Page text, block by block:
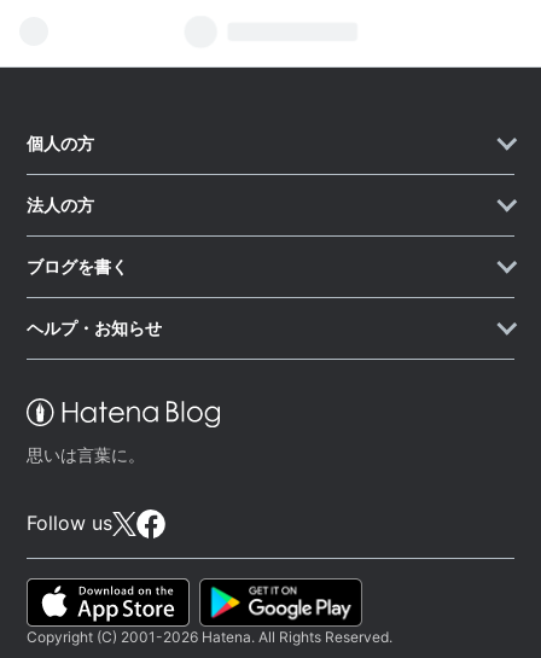
思いは言葉に。
Follow us
個人の方
法人の方
ブログを書く
ヘルプ・お知らせ
Copyright (C) 2001-2026 Hatena. All Rights Reserved.